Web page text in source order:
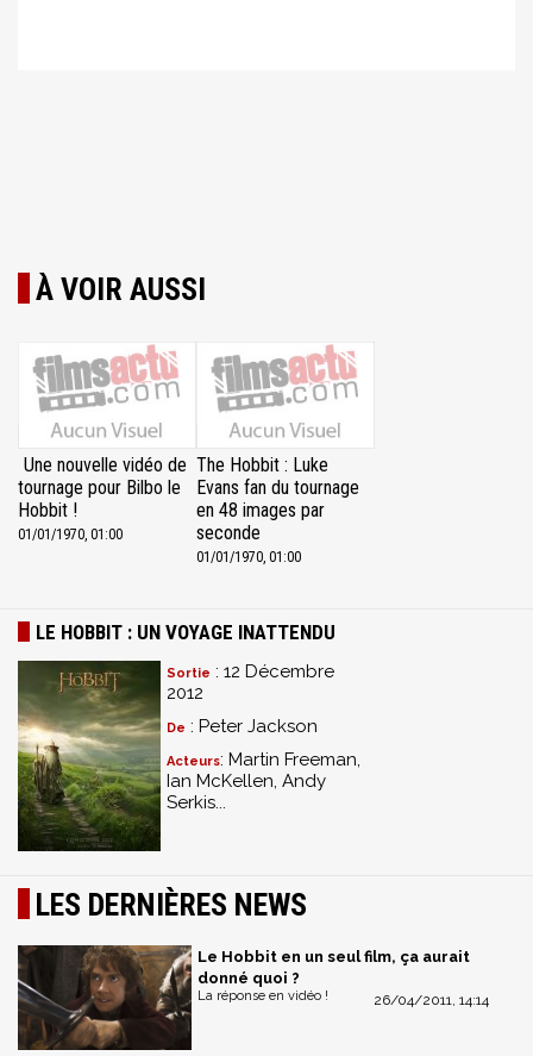
À VOIR AUSSI
Une nouvelle vidéo de
tournage pour Bilbo le
Hobbit !
01/01/1970, 01:00
The Hobbit : Luke
Evans fan du tournage
en 48 images par
seconde
01/01/1970, 01:00
LE HOBBIT : UN VOYAGE INATTENDU
Sortie : 12 Décembre
2012
De : Peter Jackson
Acteurs: Martin Freeman,
Ian McKellen, Andy
Serkis...
LES DERNIÈRES NEWS
Le Hobbit en un seul film, ça aurait
donné quoi ?
26/04/2011, 14:14
La réponse en vidéo !